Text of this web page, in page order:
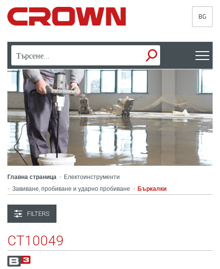
BG
Главна страница > Електоинструменти
> Завиване, пробиване и ударно пробиване > Бъркалки
FILTERS
CT10049